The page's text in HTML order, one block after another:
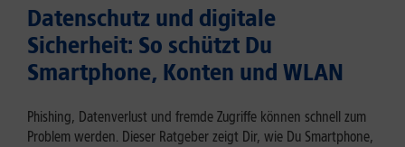
Datenschutz und digitale
Sicherheit: So schützt Du
Smartphone, Konten und WLAN
Phishing, Datenverlust und fremde Zugriffe können schnell zum
Problem werden. Dieser Ratgeber zeigt Dir, wie Du Smartphone,